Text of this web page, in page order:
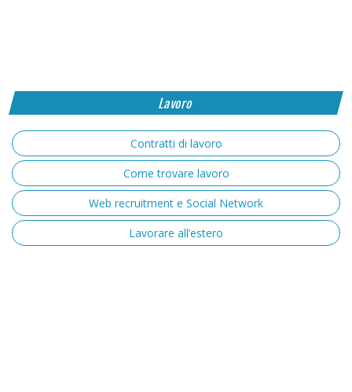
Lavoro
Contratti di lavoro
Come trovare lavoro
Web recruitment e Social Network
Lavorare all’estero